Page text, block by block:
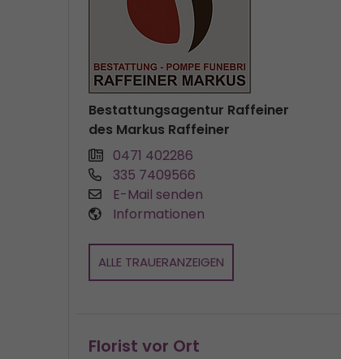
Bestattungsagentur Raffeiner
des Markus Raffeiner
0471 402286
335 7409566
E-Mail senden
Informationen
ALLE TRAUERANZEIGEN
Florist vor Ort